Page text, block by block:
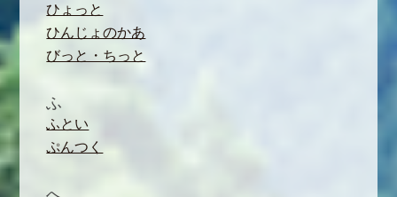
ひょっと
ひんじょのかあ
びっと・ちっと
ふ
ふとい
ぷんつく